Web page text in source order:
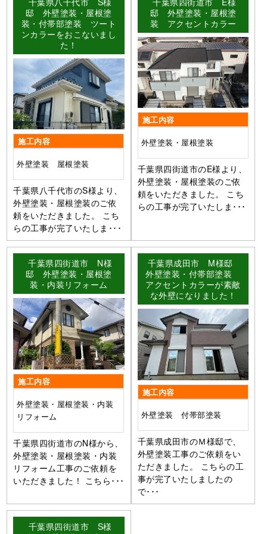
邸 外壁塗装・屋根塗
装・付帯部塗装 ツート
ンカラーをおこないまし
た！
施工内容
外壁塗装 屋根塗装
千葉県八千代市のS様より、
外壁塗装・屋根塗装のご依
頼をいただきました。 こち
らの工事が完了いたしま･･･
邸 外壁塗装・屋根塗
装 アクセントカラー
施工内容
外壁塗装・屋根塗装
千葉県四街道市のE様より、
外壁塗装・屋根塗装のご依
頼をいただきました。 こち
らの工事が完了いたしま･･･
千葉県四街道市 N様
邸 外壁塗装・屋根塗
装・内装リフォーム
施工内容
外壁塗装・屋根塗装・内装
リフォーム
千葉県四街道市のN様から、
外壁塗装・屋根塗装・内装
リフォーム工事のご依頼を
いただきました！ こちら･･･
千葉県成田市 M様邸
外壁塗装・付帯部塗装
アクセントカラーが素敵
な外壁になりました！
施工内容
外壁塗装 付帯部塗装
千葉県成田市のＭ様邸で、
外壁塗装工事のご依頼をい
ただきました。 こちらの工
事が完了いたしましたの
で･･･
千葉県四街道市 S様